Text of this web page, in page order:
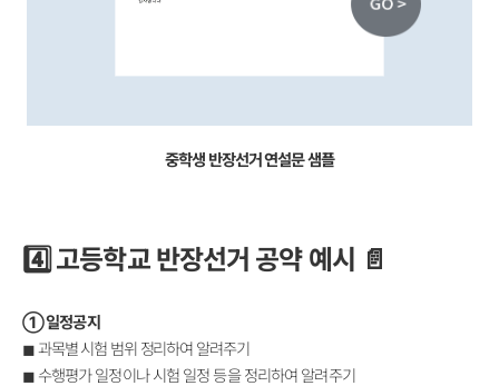
중학생 반장선거 연설문 샘플
4️⃣ 고등학교 반장선거 공약 예시 📄
① 일정공지
◼ 과목별 시험 범위 정리하여 알려주기
◼ 수행평가 일정이나 시험 일정 등을 정리하여 알려주기